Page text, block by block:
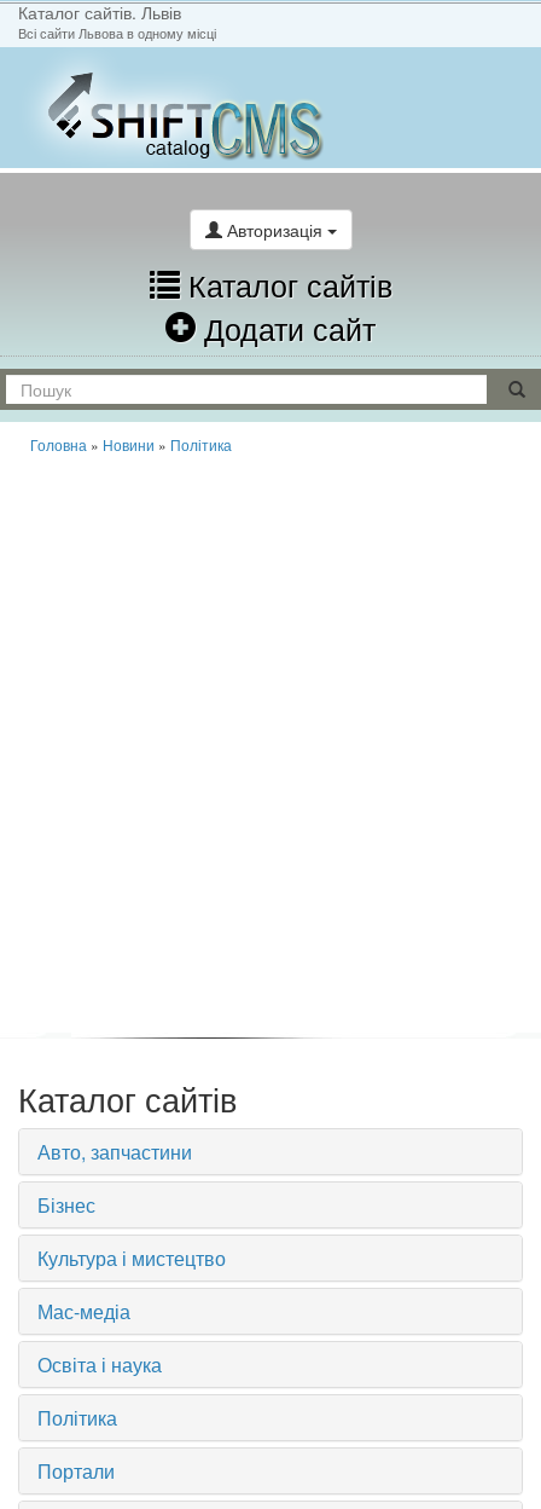
Каталог сайтів. Львів
Всі сайти Львова в одному місці
Авторизація
Каталог сайтів
Додати сайт
Головна » Новини » Політика
Каталог сайтів
Авто, запчастини
Бізнес
Культура і мистецтво
Мас-медіа
Освіта і наука
Політика
Портали